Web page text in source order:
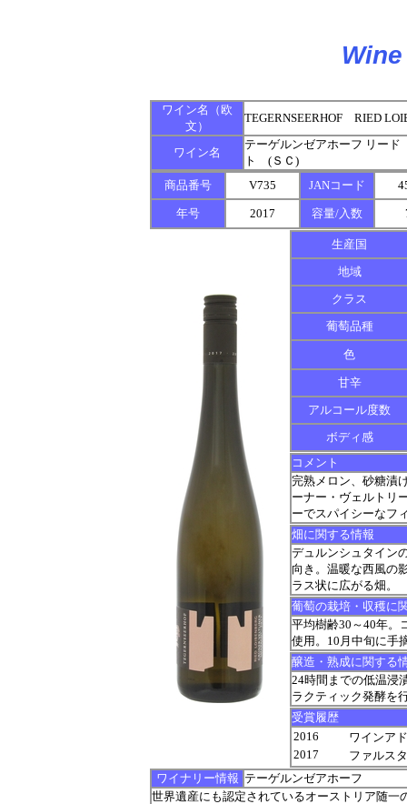
ワイン名（欧
文）
TEGERNSEERHOF RIED
ワイン名
テーゲルンゼアホーフ リー
ト (ＳＣ)
商品番号
V735 JANコード
年号 2017 容量/入数
生産国
地域
クラス
葡萄品種
色
甘辛
アルコール度数
ボディ感
コメント
完熟メロン、砂糖漬
ーナー・ヴェルトリ
ーでスパイシーなフ
畑に関する情報
デュルンシュタイン
向き。温暖な西風の
ラス状に広がる畑。
葡萄の栽培・収穫に
平均樹齢30～40年。
使用。10月中旬に手
醸造・熟成に関する
24時間までの低温浸
ラクティック発酵を
受賞履歴
2016
ワインア
2017
ファルス
ワイナリー情報 テーゲルンゼアホーフ
世界遺産にも認定されているオーストリア随